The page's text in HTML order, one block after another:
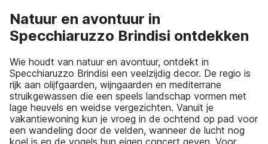
Natuur en avontuur in
Specchiaruzzo Brindisi ontdekken
Wie houdt van natuur en avontuur, ontdekt in
Specchiaruzzo Brindisi een veelzijdig decor. De regio is
rijk aan olijfgaarden, wijngaarden en mediterrane
struikgewassen die een speels landschap vormen met
lage heuvels en weidse vergezichten. Vanuit je
vakantiewoning kun je vroeg in de ochtend op pad voor
een wandeling door de velden, wanneer de lucht nog